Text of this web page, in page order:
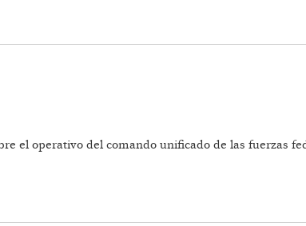
el operativo del comando unificado de las fuerzas